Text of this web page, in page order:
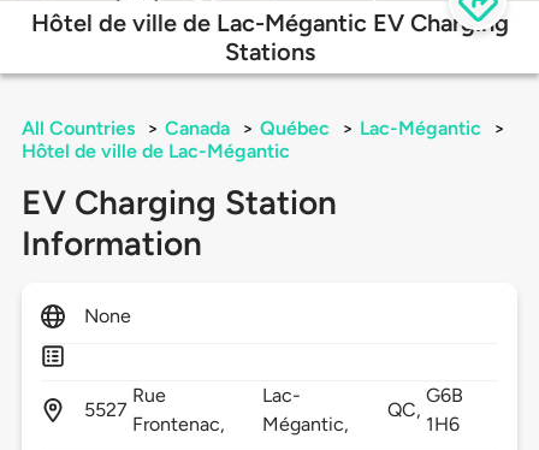
Hôtel de ville de Lac-Mégantic EV Charging
Stations
All Countries > Canada > Québec > Lac-Mégantic
>
Hôtel de ville de Lac-Mégantic
EV Charging Station
Information
None
5527
Rue
Frontenac,
Lac-
Mégantic,
QC,
G6B
1H6